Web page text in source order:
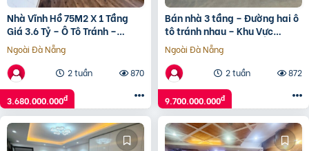
Nhà Vĩnh Hồ 75M2 X 1 Tầng
Giá 3.6 Tỷ – Ô Tô Tránh –
Không Gian Địa Trung Hải
Ngoài Đà Nẵng
2 tuần
870
3.680.000.000đ
Bán nhà 3 tầng – Đường hai ô
tô tránh nhau – Khu Vực
Đường Nguyễn Xuân Quảng
Ngoài Đà Nẵng
2 tuần
872
9.700.000.000đ